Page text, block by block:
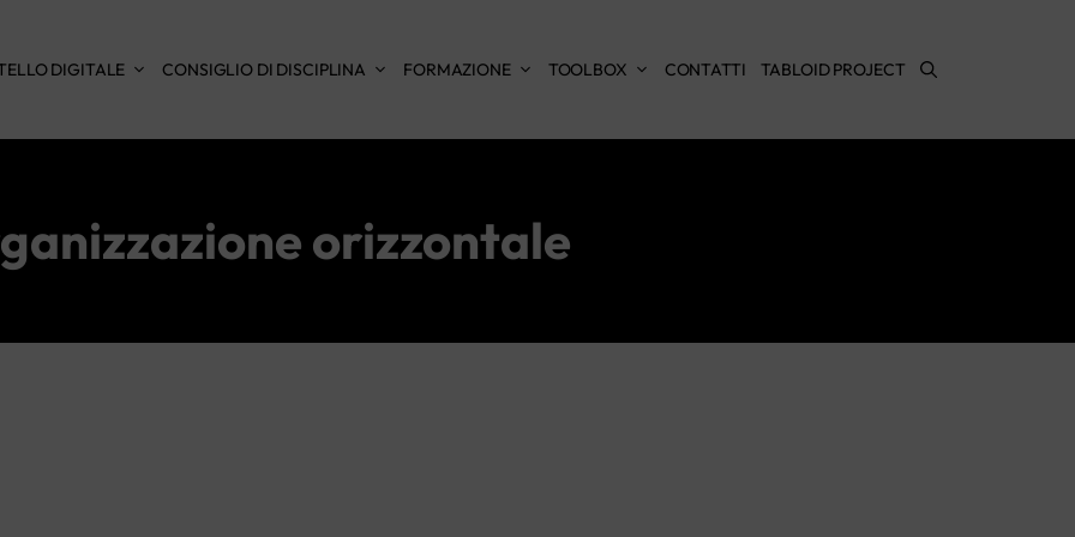
DIGITALE CONSIGLIO DI DISCIPLINA FORMAZIONE TOOLBOX CONTATTI TABLOID PROJECT
orizzontale